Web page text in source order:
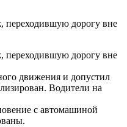
переходившую дорогу вне
переходившую дорогу вне
движения и допустил
Водители на
с автомашиной